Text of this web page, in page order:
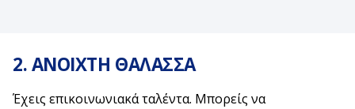
2. ΑΝΟΙΧΤΗ ΘΑΛΑΣΣΑ
Έχεις επικοινωνιακά ταλέντα. Μπορείς να